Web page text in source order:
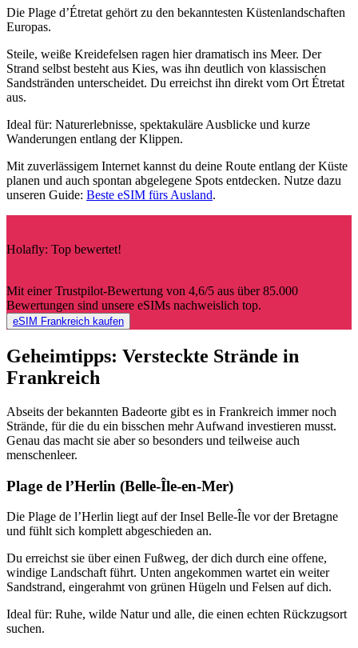
Die Plage d’Étretat gehört zu den bekanntesten Küstenlandschaften
Europas.
Steile, weiße Kreidefelsen ragen hier dramatisch ins Meer. Der
Strand selbst besteht aus Kies, was ihn deutlich von klassischen
Sandstränden unterscheidet. Du erreichst ihn direkt vom Ort Étretat
aus.
Ideal für: Naturerlebnisse, spektakuläre Ausblicke und kurze
Wanderungen entlang der Klippen.
Mit zuverlässigem Internet kannst du deine Route entlang der Küste
planen und auch spontan abgelegene Spots entdecken. Nutze dazu
unseren Guide: Beste eSIM fürs Ausland.
Holafly: Top bewertet!
Mit einer Trustpilot-Bewertung von 4,6/5 aus über 85.000
Bewertungen sind unsere eSIMs nachweislich top.
eSIM Frankreich kaufen
Geheimtipps: Versteckte Strände in
Frankreich
Abseits der bekannten Badeorte gibt es in Frankreich immer noch
Strände, für die du ein bisschen mehr Aufwand investieren musst.
Genau das macht sie aber so besonders und teilweise auch
menschenleer.
Plage de l’Herlin (Belle-Île-en-Mer)
Die Plage de l’Herlin liegt auf der Insel Belle-Île vor der Bretagne
und fühlt sich komplett abgeschieden an.
Du erreichst sie über einen Fußweg, der dich durch eine offene,
windige Landschaft führt. Unten angekommen wartet ein weiter
Sandstrand, eingerahmt von grünen Hügeln und Felsen auf dich.
Ideal für: Ruhe, wilde Natur und alle, die einen echten Rückzugsort
suchen.